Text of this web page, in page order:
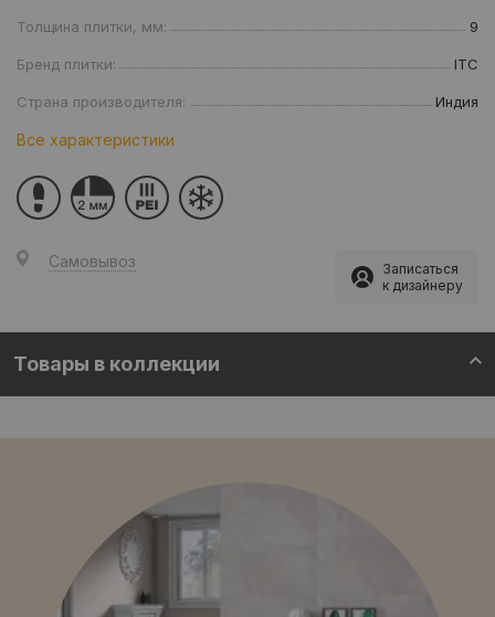
Толщина плитки, мм: 9
Бренд плитки: ITC
Страна производителя: Индия
Все характеристики
Самовывоз
Записаться
к дизайнеру
Товары в коллекции